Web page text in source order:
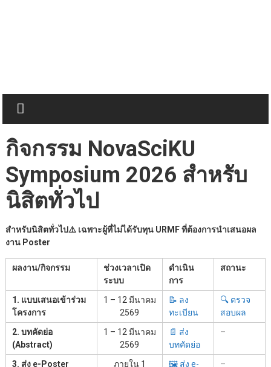
กิจกรรม NovaSciKU
Symposium 2026 สำหรับ
นิสิตทั่วไป
สำหรับนิสิตทั่วไป⚠️ เฉพาะผู้ที่ไม่ได้รับทุน URMFที่ต้องการนำเสนอผล
งาน Poster
ผลงาน/กิจกรรม
ช่วงเวลาเปิด
ระบบ
ดำเนิน
การ
สถานะ
1. แบบเสนอเข้าร่วม
โครงการ
1 – 12 มีนาคม
2569
📝 ลง
ทะเบียน
🔍 ตรวจ
สอบผล
2. บทคัดย่อ
(Abstract)
1 – 12 มีนาคม
2569
📄 ส่ง
บทคัดย่อ
–
3. ส่ง e-Poster
ภายใน 1
🖼️ ส่ง e-
–